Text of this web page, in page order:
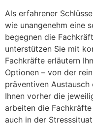
Als erfahrener
wie unangenehm eine
begegnen die
unterstützen Sie mit
Fachkräfte erläutern
Optionen – von der
präventiven Austausch
Ihnen vorher die
arbeiten die
auch in der